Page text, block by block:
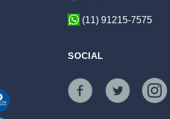
(11) 91215-7575
SOCIAL